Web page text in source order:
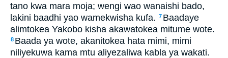
tano kwa mara moja; wengi wao wanaishi bado,
lakini baadhi yao wamekwisha kufa. 7 Baadaye
alimtokea Yakobo kisha akawatokea mitume wote.
8 Baada ya wote, akanitokea hata mimi, mimi
niliyekuwa kama mtu aliyezaliwa kabla ya wakati.